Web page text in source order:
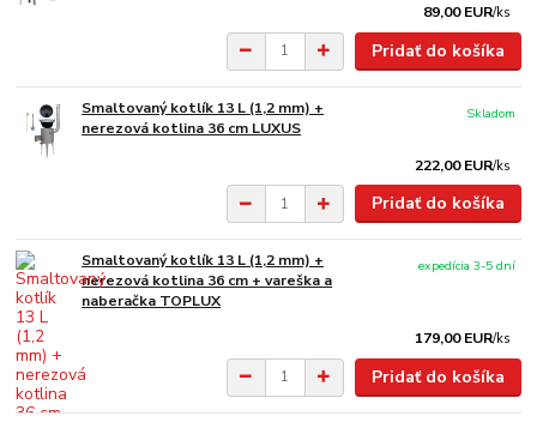
89,00 EUR/ks
Pridať do košíka
Smaltovaný kotlík 13 L (1,2 mm) +
nerezová kotlina 36 cm LUXUS
222,00 EUR/ks
Skladom
Pridať do košíka
Smaltovaný kotlík 13 L (1,2 mm) +
nerezová kotlina 36 cm + vareška a
naberačka TOPLUX
179,00 EUR/ks
expedícia 3-5 dní
Pridať do košíka